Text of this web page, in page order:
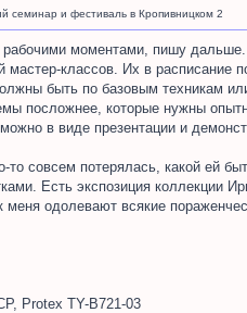
семинар и фестиваль в Кропивницком 2
моментами, пишу
мастер-классов. Их в расписание
быть по базовым техникам
посложнее, которые нужны
в виде презентации и
совсем потерялась, какой ей
Есть экспозиция
одолевают всякие
Protex TY-B721-03